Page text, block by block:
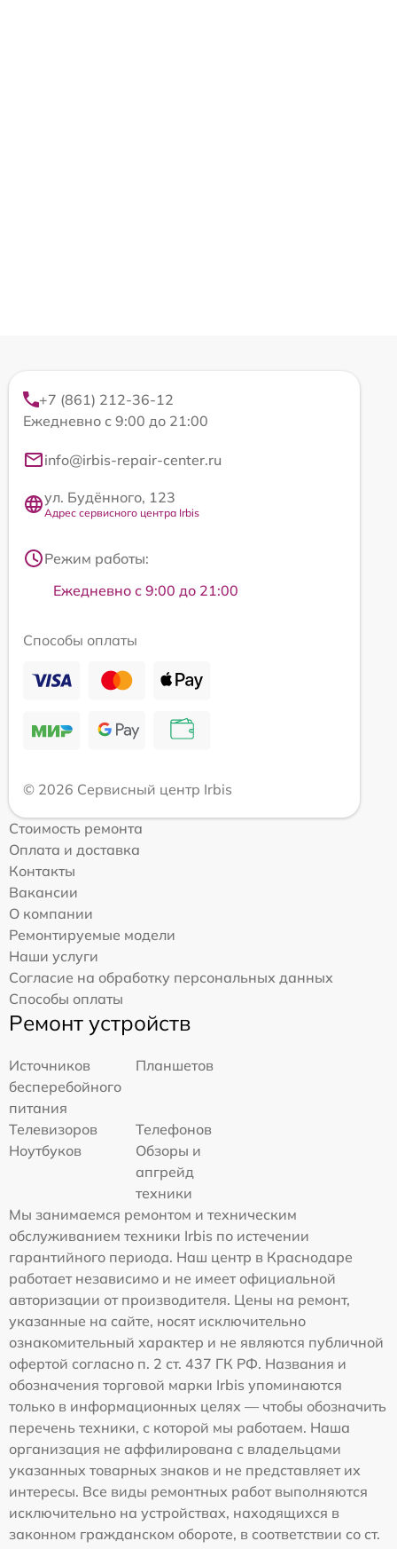
+7 (861) 212-36-12
Ежедневно с 9:00 до 21:00
info@irbis-repair-center.ru
ул. Будённого, 123
Адрес сервисного центра Irbis
Режим работы:
Ежедневно с 9:00 до 21:00
Способы оплаты
© 2026 Сервисный центр Irbis
Стоимость ремонта
Оплата и доставка
Контакты
Вакансии
О компании
Ремонтируемые модели
Наши услуги
Согласие на обработку персональных данных
Способы оплаты
Ремонт устройств
Источников
бесперебойного
питания
Планшетов
Телевизоров
Телефонов
Ноутбуков
Обзоры и
апгрейд
техники
Мы занимаемся ремонтом и техническим
обслуживанием техники Irbis по истечении
гарантийного периода. Наш центр в Краснодаре
работает независимо и не имеет официальной
авторизации от производителя. Цены на ремонт,
указанные на сайте, носят исключительно
ознакомительный характер и не являются публичной
офертой согласно п. 2 ст. 437 ГК РФ. Названия и
обозначения торговой марки Irbis упоминаются
только в информационных целях — чтобы обозначить
перечень техники, с которой мы работаем. Наша
организация не аффилирована с владельцами
указанных товарных знаков и не представляет их
интересы. Все виды ремонтных работ выполняются
исключительно на устройствах, находящихся в
законном гражданском обороте, в соответствии со ст.